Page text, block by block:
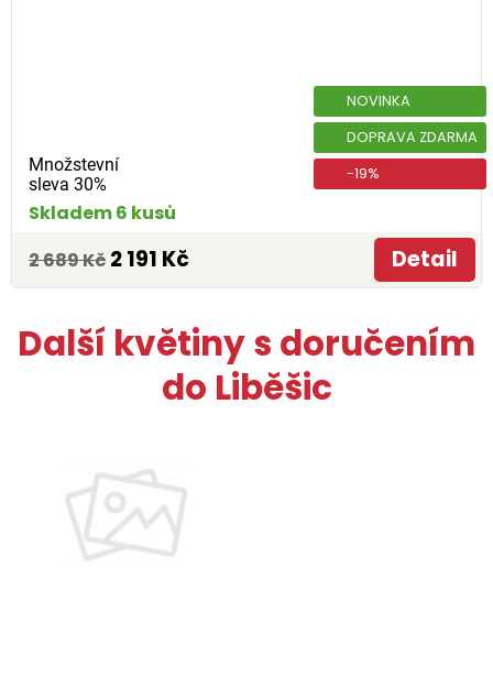
Množstevní
sleva 30%
NOVINKA
DOPRAVA ZDARMA
-19%
Skladem 6 kusů
2 689 Kč 2 191 Kč Detail
Další květiny s doručením
do Liběšic